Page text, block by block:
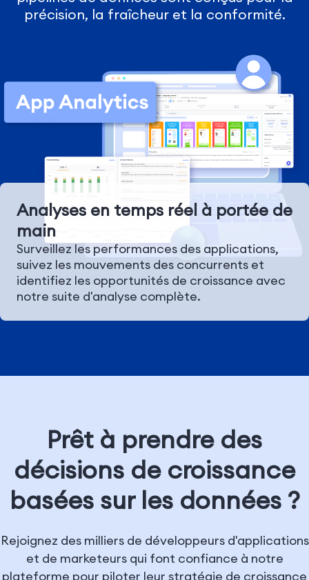
précision, la fraîcheur et la conformité.
Analyses en temps réel à portée de
main
Surveillez les performances des applications,
suivez les mouvements des concurrents et
identifiez les opportunités de croissance avec
notre suite d'analyse complète.
Prêt à prendre des
décisions de croissance
basées sur les données ?
Rejoignez des milliers de développeurs d'applications
et de marketeurs qui font confiance à notre
plateforme pour piloter leur stratégie de croissance